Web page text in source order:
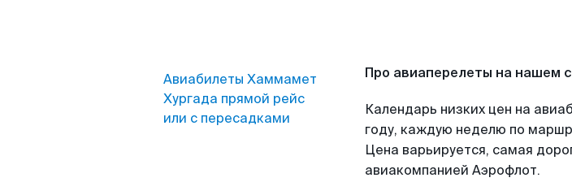
Авиабилеты Хаммамет
Хургада прямой рейс
или с пересадками
Про авиаперелеты на нашем
Календарь низких цен на
году, каждую неделю по
Цена варьируется, самая
авиакомпанией Аэрофлот.